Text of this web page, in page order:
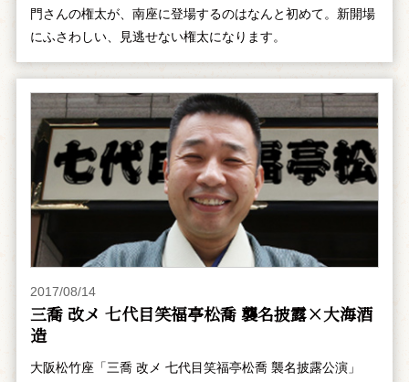
門さんの権太が、南座に登場するのはなんと初めて。新開場
にふさわしい、見逃せない権太になります。
2017/08/14
三喬 改メ 七代目笑福亭松喬 襲名披露×大海酒
造
大阪松竹座「三喬 改メ 七代目笑福亭松喬 襲名披露公演」